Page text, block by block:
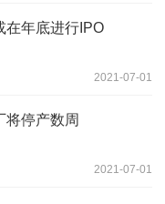
在年底进行IPO
2021-07-01
将停产数周
2021-07-01